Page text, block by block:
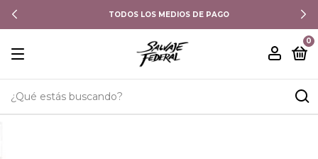
TODOS LOS MEDIOS DE PAGO
0